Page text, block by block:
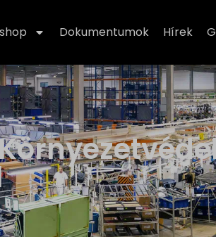
Dokumentumok Hírek